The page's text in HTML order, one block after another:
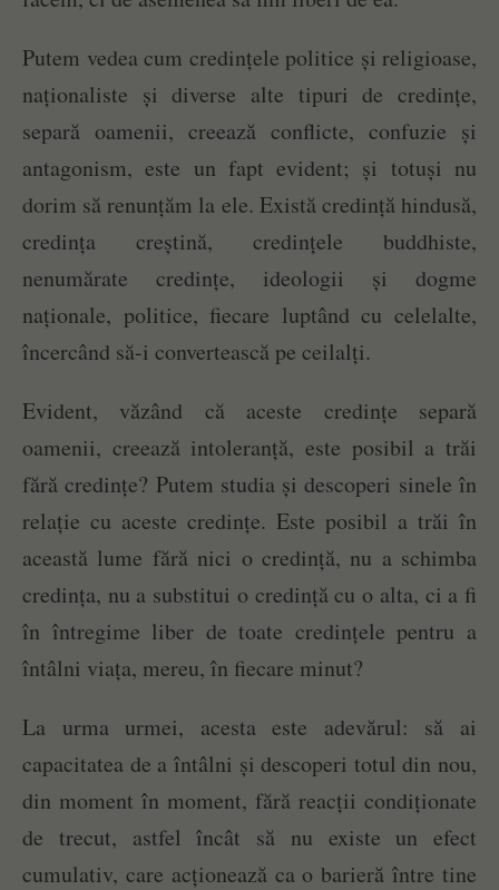
Putem vedea cum credințele politice și religioase,
naționaliste și diverse alte tipuri de credințe,
separă oamenii, creează conflicte, confuzie și
antagonism, este un fapt evident; și totuși nu
dorim să renunțăm la ele. Există credință hindusă,
credința creștină, credințele buddhiste,
nenumărate credințe, ideologii și dogme
naționale, politice, fiecare luptând cu celelalte,
încercând să-i convertească pe ceilalți.
Evident, văzând că aceste credințe separă
oamenii, creează intoleranță, este posibil a trăi
fără credințe? Putem studia și descoperi sinele în
relație cu aceste credințe. Este posibil a trăi în
această lume fără nici o credință, nu a schimba
credința, nu a substitui o credință cu o alta, ci a fi
în întregime liber de toate credințele pentru a
întâlni viața, mereu, în fiecare minut?
La urma urmei, acesta este adevărul: să ai
capacitatea de a întâlni și descoperi totul din nou,
din moment în moment, fără reacții condiționate
de trecut, astfel încât să nu existe un efect
cumulativ, care acționează ca o barieră între tine